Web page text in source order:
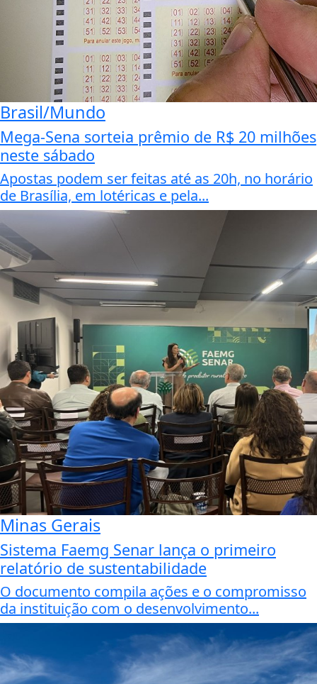
Brasil/Mundo
Mega-Sena sorteia prêmio de R$ 20 milhões
neste sábado
Apostas podem ser feitas até as 20h, no horário
de Brasília, em lotéricas e pela...
Minas Gerais
Sistema Faemg Senar lança o primeiro
relatório de sustentabilidade
O documento compila ações e o compromisso
da instituição com o desenvolvimento...